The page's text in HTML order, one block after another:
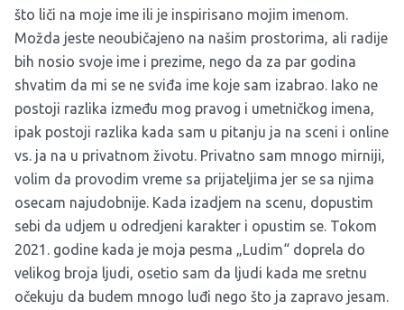
što liči na moje ime ili je inspirisano mojim imenom.
Možda jeste neoubičajeno na našim prostorima, ali radije
bih nosio svoje ime i prezime, nego da za par godina
shvatim da mi se ne sviđa ime koje sam izabrao. Iako ne
postoji razlika između mog pravog i umetničkog imena,
ipak postoji razlika kada sam u pitanju ja na sceni i online
vs. ja na u privatnom životu. Privatno sam mnogo mirniji,
volim da provodim vreme sa prijateljima jer se sa njima
osecam najudobnije. Kada izadjem na scenu, dopustim
sebi da udjem u odredjeni karakter i opustim se. Tokom
2021. godine kada je moja pesma „Ludim“ doprela do
velikog broja ljudi, osetio sam da ljudi kada me sretnu
očekuju da budem mnogo luđi nego što ja zapravo jesam.